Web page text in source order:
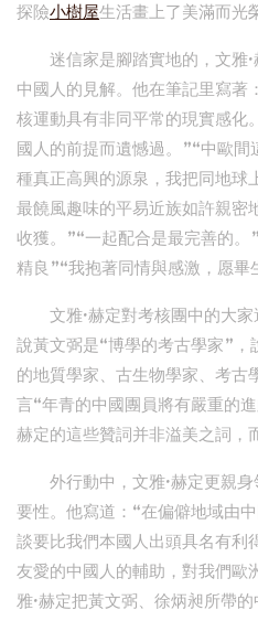
探險小樹屋生活畫上了美滿而光
迷信家是腳踏實地的，文雅
中國人的見解。他在筆記里寫著
核運動具有非同平常的現實感化
國人的前提而遺憾過。”“中歐
種真正高興的源泉，我把同地球
最饒風趣味的平易近族如許親密
收獲。”“一起配合是最完善的
精良”“我抱著同情與感激，愿畢
文雅·赫定對考核團中的大
說黃文弼是“博學的考古學家”，
的地質學家、古生物學家、考古
言“年青的中國團員將有嚴重的
赫定的這些贊詞并非溢美之詞，
外行動中，文雅·赫定更親
要性。他寫道：“在偏僻地域由
談要比我們本國人出頭具名有利
友愛的中國人的輔助，對我們歐
雅·赫定把黃文弼、徐炳昶所帶